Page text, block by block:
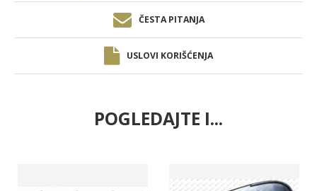
ČESTA PITANJA
USLOVI KORIŠĆENJA
POGLEDAJTE I...